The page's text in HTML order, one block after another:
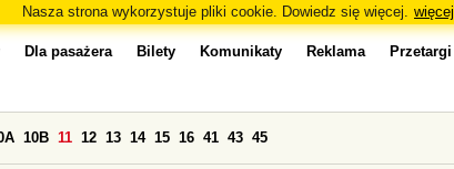
Nasza strona wykorzystuje pliki cookie. Dowiedz się więcej. więcej
Dla pasażera Bilety Komunikaty Reklama Przetargi
10B 11 12 13 14 15 16 41 43 45